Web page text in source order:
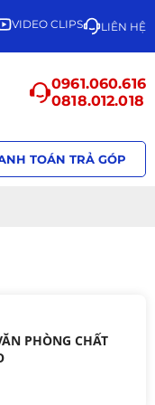
VIDEO CLIPS LIÊN HỆ
0961.060.616
0818.012.018
TOÁN TRẢ GÓP
PHÒNG CHẤT